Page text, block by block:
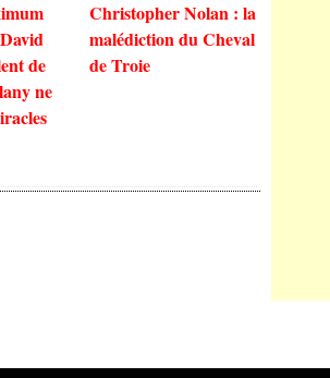
de
ne
Christopher Nolan : la
malédiction du Cheval
de Troie